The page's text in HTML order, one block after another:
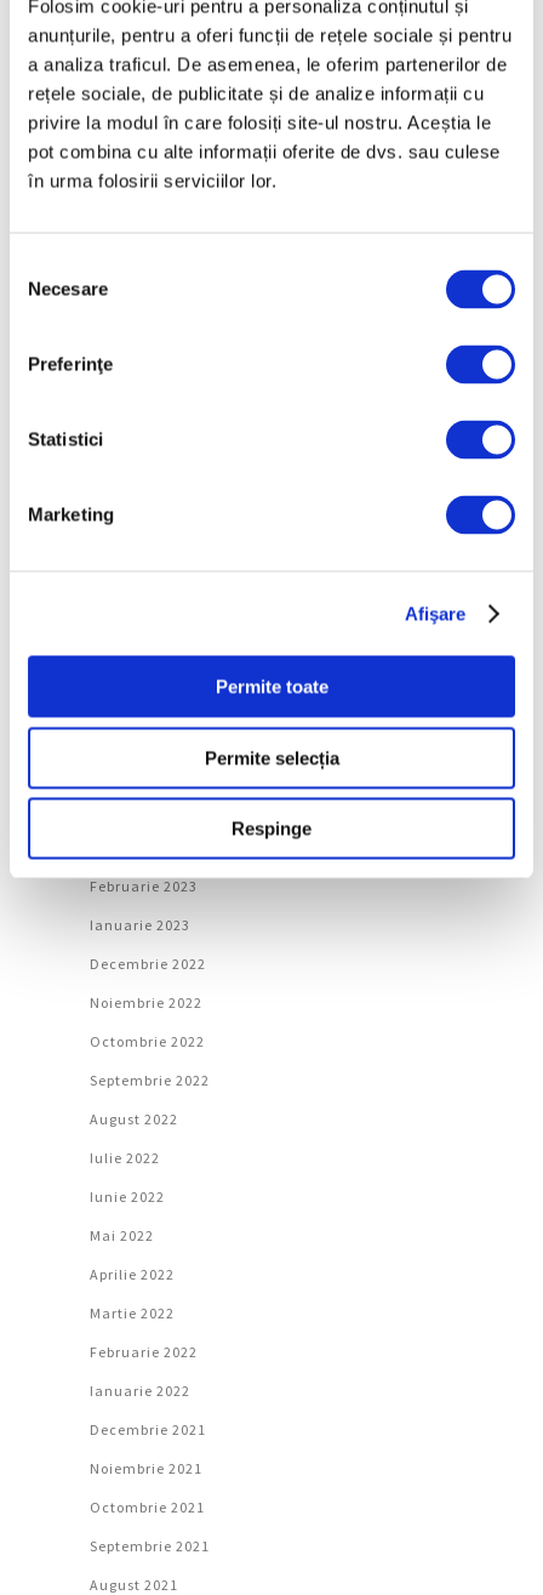
Folosim cookie-uri pentru a personaliza conținutul și
anunțurile, pentru a oferi funcții de rețele sociale și pentru
a analiza traficul. De asemenea, le oferim partenerilor de
rețele sociale, de publicitate și de analize informații cu
privire la modul în care folosiți site-ul nostru. Aceștia le
pot combina cu alte informații oferite de dvs. sau culese
în urma folosirii serviciilor lor.
consimțământului
Necesare
Preferinţe
Statistici
Marketing
Afişare
Permite toate
Permite selecția
Respinge
Decembrie 2024
Noiembrie 2024
Octombrie 2024
Septembrie 2024
August 2024
Martie 2024
August 2023
Iunie 2023
Februarie 2023
Ianuarie 2023
Decembrie 2022
Noiembrie 2022
Octombrie 2022
Septembrie 2022
August 2022
Iulie 2022
Iunie 2022
Mai 2022
Aprilie 2022
Martie 2022
Februarie 2022
Ianuarie 2022
Decembrie 2021
Noiembrie 2021
Octombrie 2021
Septembrie 2021
August 2021